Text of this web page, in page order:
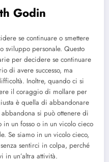
Godin
se continuare o smettere
sviluppo personale. Questo
per decidere se continuare
di avere successo, ma
Inoltre, quando ci si
il coraggio di mollare per
è quella di abbandonare
si può ottenere di
un fosso o in un vicolo cieco
Se siamo in un vicolo cieco,
sentirci in colpa, perché
in un’altra attività.